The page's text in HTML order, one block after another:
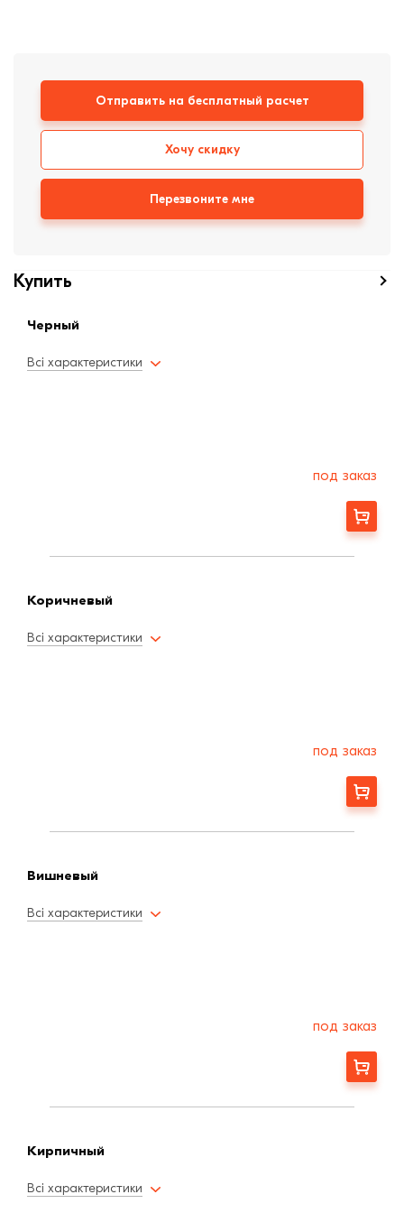
Ступени, крыльцо
Строительные
Отправить на бесплатный расчет
Хочу скидку
Перезвоните мне
Купить
Черный
Всі характеристики
под заказ
Заказать
Коричневый
Всі характеристики
под заказ
Заказать
Вишневый
Всі характеристики
под заказ
Заказать
Кирпичный
Всі характеристики